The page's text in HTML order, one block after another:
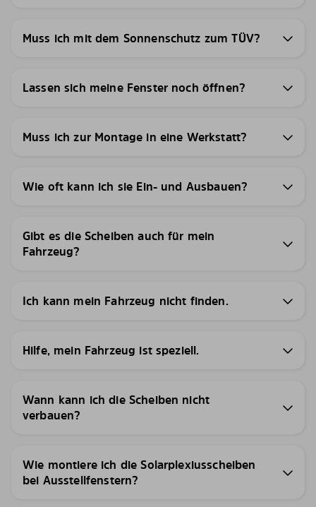
Muss ich mit dem Sonnenschutz zum TÜV?
Lassen sich meine Fenster noch öffnen?
Muss ich zur Montage in eine Werkstatt?
Wie oft kann ich sie Ein- und Ausbauen?
Gibt es die Scheiben auch für mein
Fahrzeug?
Ich kann mein Fahrzeug nicht finden.
Hilfe, mein Fahrzeug ist speziell.
Wann kann ich die Scheiben nicht
verbauen?
Wie montiere ich die Solarplexiusscheiben
bei Ausstellfenstern?